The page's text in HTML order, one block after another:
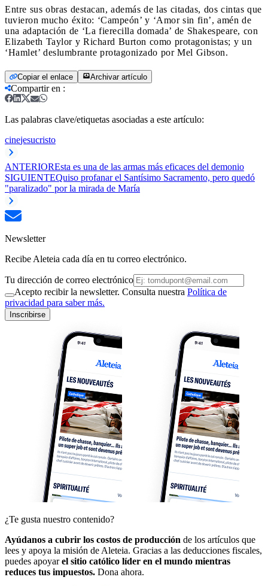
Entre sus obras destacan, además de las citadas, dos cintas que
tuvieron mucho éxito: ‘Campeón’ y ‘Amor sin fin’, amén de
una adaptación de ‘La fierecilla domada’ de Shakespeare, con
Elizabeth Taylor y Richard Burton como protagonistas; y un
‘Hamlet’ deslumbrante protagonizado por Mel Gibson.
Copiar el enlace Archivar artículo
Compartir en :
Las palabras clave/etiquetas asociadas a este artículo:
cinejesucristo
ANTERIOREsta es una de las armas más eficaces del demonio
SIGUIENTEQuiso profanar el Santísimo Sacramento, pero quedó
"paralizado" por la mirada de María
Newsletter
Recibe Aleteia cada día en tu correo electrónico.
Tu dirección de correo electrónico
Acepto recibir la newsletter. Consulta nuestra Política de
privacidad para saber más.
Inscribirse
¿Te gusta nuestro contenido?
Ayúdanos a cubrir los costos de producción de los artículos que
lees y apoya la misión de Aleteia. Gracias a las deducciones fiscales,
puedes apoyarel sitio católico líder en el mundo mientras
reduces tus impuestos. Dona ahora.